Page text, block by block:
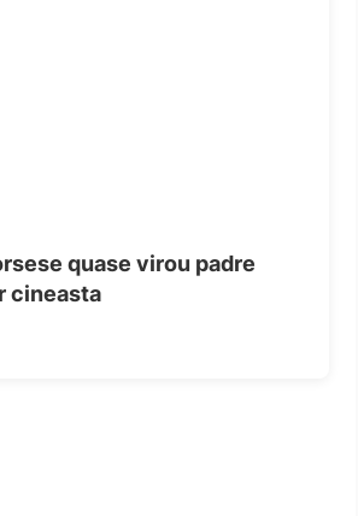
quase virou padre
cineasta